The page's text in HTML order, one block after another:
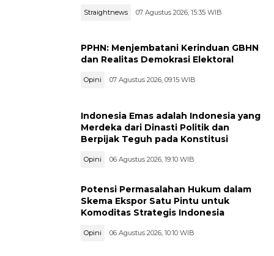
Straightnews 07 Agustus 2026, 15:35 WIB
PPHN: Menjembatani Kerinduan GBHN
dan Realitas Demokrasi Elektoral
Opini 07 Agustus 2026, 09:15 WIB
Indonesia Emas adalah Indonesia yang
Merdeka dari Dinasti Politik dan
Berpijak Teguh pada Konstitusi
Opini 06 Agustus 2026, 19:10 WIB
Potensi Permasalahan Hukum dalam
Skema Ekspor Satu Pintu untuk
Komoditas Strategis Indonesia
Opini 06 Agustus 2026, 10:10 WIB